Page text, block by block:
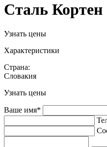
Сталь Кортен
Узнать цены
Характеристики
Страна:
Словакия
Узнать цены
Ваше имя*